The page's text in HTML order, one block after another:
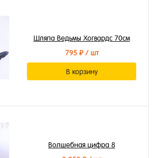
Шляпа Ведьмы Хогвардс 70см
795 ₽/ шт
В корзину
Волшебная цифра 8